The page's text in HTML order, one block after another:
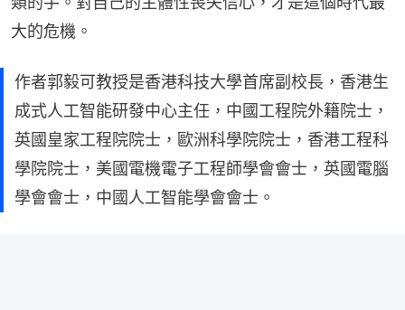
大的危機。
作者郭毅可教授是香港科技大學首席副校長，香港生
成式人工智能研發中心主任，中國工程院外籍院士，
英國皇家工程院院士，歐洲科學院院士，香港工程科
學院院士，美國電機電子工程師學會會士，英國電腦
學會會士，中國人工智能學會會士。